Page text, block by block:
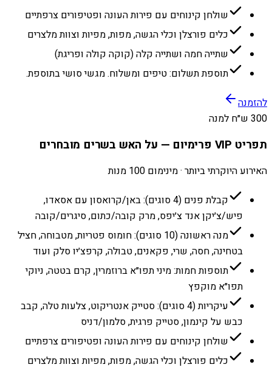
שולחן קינוחים עם פירות העונה ופטיפורים צרפתיים
כלים פורצלן וכלי הגשה, מפות, מפיות וצוות מלצרים
שתייה חמה ושתייה קלה (קוקה קולה ופריגת)
תוספת תשלום: טיפים ומשלוח. מגשי סושי בתוספת.
להזמנה
300 ש״ח למנה
תפריט VIP פרימיום — על האש בשרים מובחרים
האירוע היוקרתי ביותר · מינימום 100 מנות
קבלת פנים (4 סוגים): באן/קרואסון עם אסאדו,
פיש/צ׳יקן אנד צ׳יפס, מרק קובה/כתום, סיגרים/קובה
מנה ראשונה (10 סוגים): חומוס פטריות, מטבוחה, חציל
בטחינה, חסה, שרי, פקאנים, טבולה, קרפצ׳יו סלק ועוד
תוספות חמות: מיני תפו״א ברוזמרין, קרם בטטה, ניוקי
תפו״א מוקפץ
עיקריות (4 סוגים): סטייק אנטריקוט, צלעות טלה, קבב
כבש על קינמון, סטייק פרגית, סלמון/דניס
שולחן קינוחים עם פירות העונה ופטיפורים צרפתיים
כלים פורצלן וכלי הגשה, מפות, מפיות וצוות מלצרים